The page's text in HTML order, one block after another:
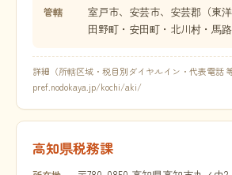
管轄
室戸市、安芸市、安芸郡（東
田野町・安田町・北川村・馬路
詳細（所轄区域・税目別ダイヤルイン・代表電話
pref.nodokaya.jp/kochi/aki/
高知県税務課